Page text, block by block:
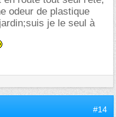
odeur de plastique
je le seul à
#14